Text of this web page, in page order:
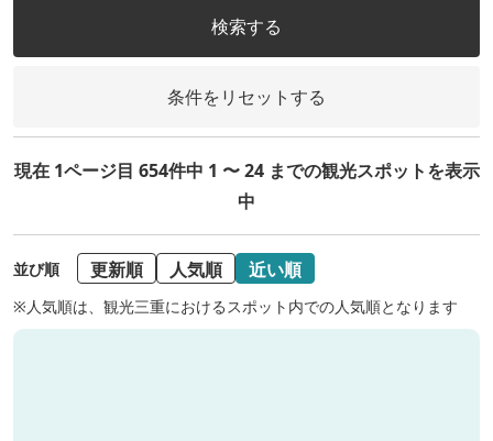
検索する
条件をリセットする
現在 1ページ目 654件中 1 〜 24 までの観光スポットを表示
中
並び順 更新順 人気順 近い順
※人気順は、観光三重におけるスポット内での人気順となります